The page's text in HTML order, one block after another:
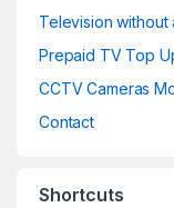
Television without
Prepaid TV Top
CCTV Cameras
Contact
Shortcuts